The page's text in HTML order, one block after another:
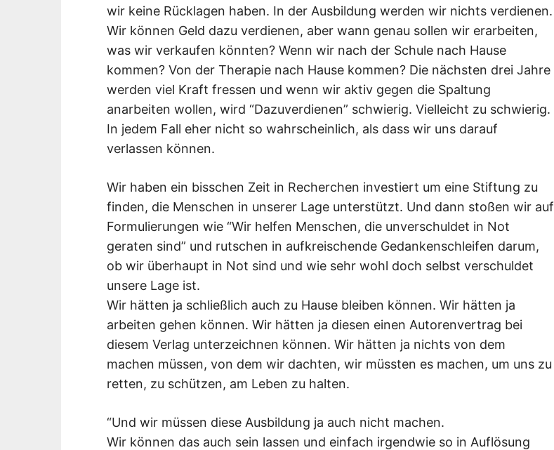
wir keine Rücklagen haben. In der Ausbildung werden wir nichts verdienen.
Wir können Geld dazu verdienen, aber wann genau sollen wir erarbeiten,
was wir verkaufen könnten? Wenn wir nach der Schule nach Hause
kommen? Von der Therapie nach Hause kommen? Die nächsten drei Jahre
werden viel Kraft fressen und wenn wir aktiv gegen die Spaltung
anarbeiten wollen, wird “Dazuverdienen” schwierig. Vielleicht zu schwierig.
In jedem Fall eher nicht so wahrscheinlich, als dass wir uns darauf
verlassen können.
Wir haben ein bisschen Zeit in Recherchen investiert um eine Stiftung zu
finden, die Menschen in unserer Lage unterstützt. Und dann stoßen wir auf
Formulierungen wie “Wir helfen Menschen, die unverschuldet in Not
geraten sind” und rutschen in aufkreischende Gedankenschleifen darum,
ob wir überhaupt in Not sind und wie sehr wohl doch selbst verschuldet
unsere Lage ist.
Wir hätten ja schließlich auch zu Hause bleiben können. Wir hätten ja
arbeiten gehen können. Wir hätten ja diesen einen Autorenvertrag bei
diesem Verlag unterzeichnen können. Wir hätten ja nichts von dem
machen müssen, von dem wir dachten, wir müssten es machen, um uns zu
retten, zu schützen, am Leben zu halten.
“Und wir müssen diese Ausbildung ja auch nicht machen.
Wir können das auch sein lassen und einfach irgendwie so in Auflösung